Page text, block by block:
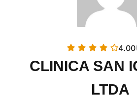
4.00
CLINICA SAN
LTDA